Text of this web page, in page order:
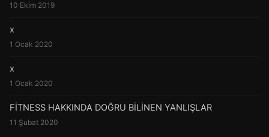
10 Ekim 2019
x
1 Ocak 2020
x
1 Ocak 2020
FİTNESS HAKKINDA DOĞRU BİLİNEN YANLIŞLAR
11 Şubat 2020